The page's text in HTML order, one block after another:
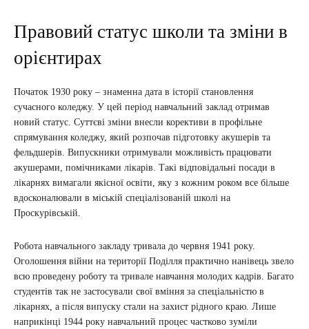
Правовий статус школи та зміни в
орієнтирах
Початок 1930 року – знаменна дата в історії становлення
сучасного коледжу. У цей період навчальний заклад отримав
новий статус. Суттєві зміни внесли корективи в профільне
спрямування коледжу, який розпочав підготовку акушерів та
фельдшерів. Випускники отримували можливість працювати
акушерами, помічниками лікарів. Такі відповідальні посади в
лікарнях вимагали якісної освіти, яку з кожним роком все більше
вдосконалювали в міській спеціалізованій школі на
Проскурівській.
Робота навчального закладу тривала до червня 1941 року.
Оголошення війни на території Поділля практично нанівець звело
всю проведену роботу та тривале навчання молодих кадрів. Багато
студентів так не застосували свої вміння за спеціальністю в
лікарнях, а після випуску стали на захист рідного краю. Лише
наприкінці 1944 року навчальний процес частково зуміли